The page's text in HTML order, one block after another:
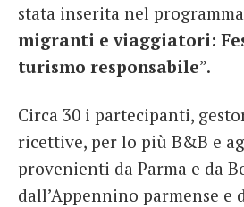
stata inserita nel
migranti e viaggiatori:
turismo responsabile”.
Circa 30 i partecipanti,
ricettive, per lo più B&B e
provenienti da Parma e da
dall’Appennino parmense e